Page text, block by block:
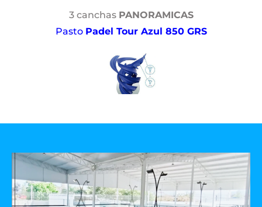
3 canchas PANORAMICAS
Pasto Padel Tour Azul 850 GRS